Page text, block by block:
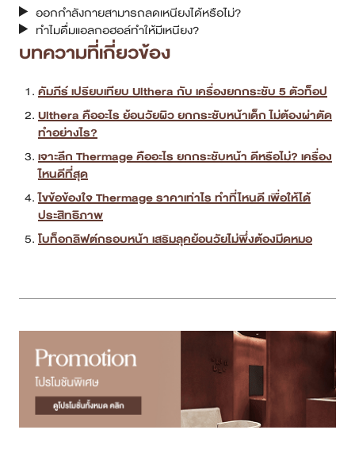
Ulthera คืออะไร ย้อนวัยผิว ยกกระชับหน้าเด็ก ไม่ต้องผ่าตัด
ทำอย่างไร?
เจาะลึก Thermage คืออะไร ยกกระชับหน้า ดีหรือไม่? เครื่อง
ไขข้อข้องใจ Thermage ราคาเท่าไร ทำที่ไหนดี เพื่อให้ได้
ประสิทธิภาพ
โบท็อกลิฟต์กรอบหน้า เสริมลุคย้อนวัยไม่พึ่งต้องมีดหมอ
วิดีโอเรื่องที่ควรรู้